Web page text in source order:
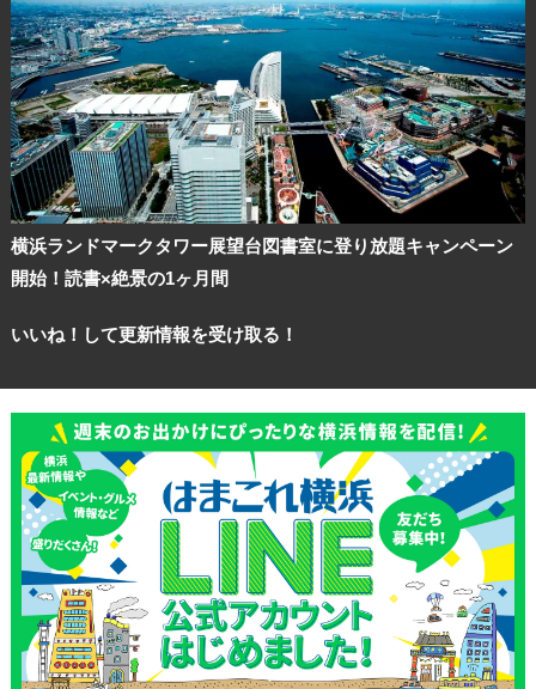
横浜ランドマークタワー展望台図書室に登り放題キャンペーン
開始！読書×絶景の1ヶ月間
いいね！して更新情報を受け取る！